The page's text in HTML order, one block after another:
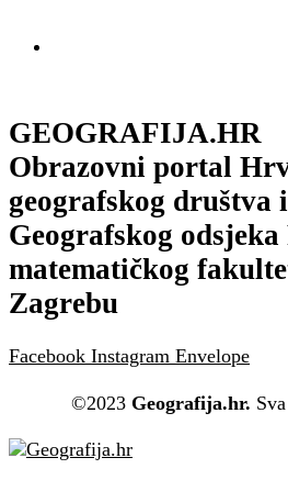
GEOGRAFIJA.HR
Obrazovni portal
geografskog društva i
Geografskog
matematičkog
Zagrebu
Facebook Instagram Envelope
©2023 Geografija.hr.